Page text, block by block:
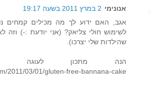
אנונימי 2 במרץ 2011 בשעה 19:17
אגב, האם ידוע לך מה מכילים קמחים
לשימוש חולי צליאק? (אני יודעת :-) וזה
שהילדות שלי יצרכו).
הנה מתכון לעוגה
2011/03/01/gluten-free-bannana-cake